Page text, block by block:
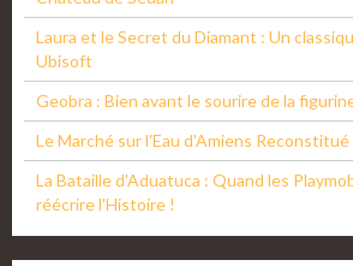
Laura et le Secret du Diamant : Un
Ubisoft
Geobra : Bien avant le sourire de la
Le Marché sur l'Eau d'Amiens Reconstitué
La Bataille d'Aduatuca : Quand les
réécrire l'Histoire !